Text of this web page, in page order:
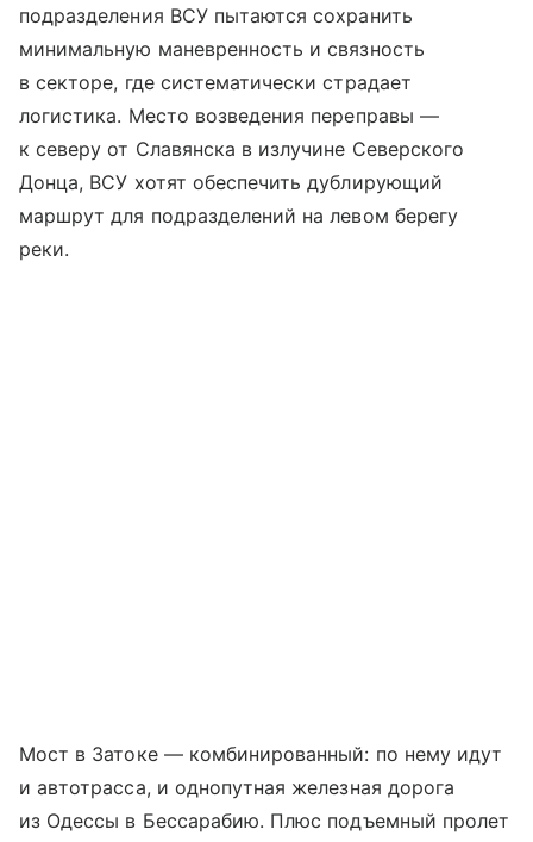
подразделения ВСУ пытаются сохранить
минимальную маневренность и связность
в секторе, где систематически страдает
логистика. Место возведения переправы —
к северу от Славянска в излучине Северского
Донца, ВСУ хотят обеспечить дублирующий
маршрут для подразделений на левом берегу
реки.
Мост в Затоке — комбинированный: по нему идут
и автотрасса, и однопутная железная дорога
из Одессы в Бессарабию. Плюс подъемный пролет